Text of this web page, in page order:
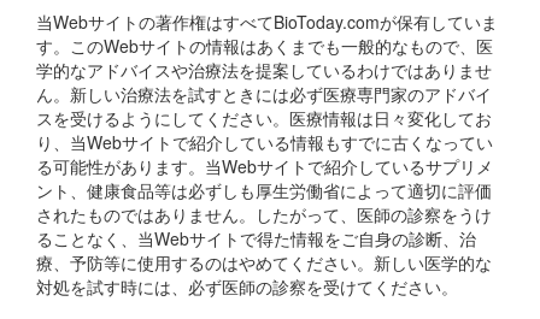
当Webサイトの著作権はすべてBioToday.comが保有していま
す。このWebサイトの情報はあくまでも一般的なもので、医
学的なアドバイスや治療法を提案しているわけではありませ
ん。新しい治療法を試すときには必ず医療専門家のアドバイ
スを受けるようにしてください。医療情報は日々変化してお
り、当Webサイトで紹介している情報もすでに古くなってい
る可能性があります。当Webサイトで紹介しているサプリメ
ント、健康食品等は必ずしも厚生労働省によって適切に評価
されたものではありません。したがって、医師の診察をうけ
ることなく、当Webサイトで得た情報をご自身の診断、治
療、予防等に使用するのはやめてください。新しい医学的な
対処を試す時には、必ず医師の診察を受けてください。